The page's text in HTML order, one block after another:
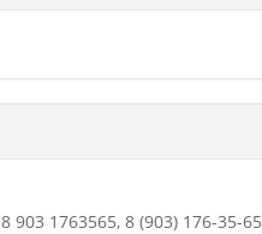
8 903 1763565, 8 (903) 176-35-65